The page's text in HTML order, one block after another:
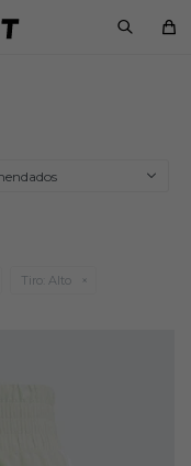
Tiro: Alto